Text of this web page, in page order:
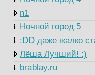
n1
Ночной город 5
:DD даже жалко
Лёша Лучший! :)
brablay.ru